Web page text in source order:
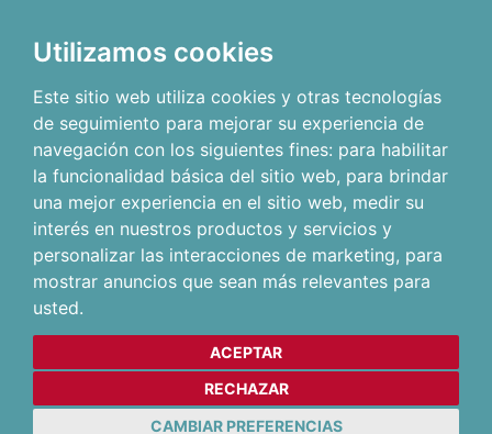
Utilizamos cookies
Este sitio web utiliza cookies y otras tecnologías
de seguimiento para mejorar su experiencia de
navegación con los siguientes fines: para habilitar
la funcionalidad básica del sitio web, para brindar
una mejor experiencia en el sitio web, medir su
interés en nuestros productos y servicios y
personalizar las interacciones de marketing, para
mostrar anuncios que sean más relevantes para
usted.
ACEPTAR
RECHAZAR
CAMBIAR PREFERENCIAS